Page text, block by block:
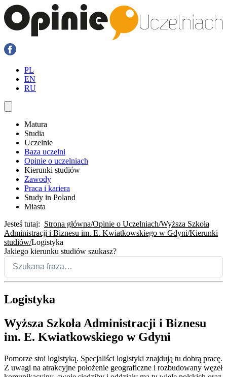
PL
EN
RU
Matura
Studia
Uczelnie
Baza uczelni
Opinie o uczelniach
Kierunki studiów
Zawody
Praca i kariera
Study in Poland
Miasta
Jesteś tutaj: Strona główna Opinie o Uczelniach Wyższa Szkoła
Administracji i Biznesu im. E. Kwiatkowskiego w Gdyni Kierunki
studiów Logistyka
Jakiego kierunku studiów szukasz?
Logistyka
Wyższa Szkoła Administracji i Biznesu
im. E. Kwiatkowskiego w Gdyni
Pomorze stoi logistyką. Specjaliści logistyki znajdują tu dobrą pracę.
Z uwagi na atrakcyjne położenie geograficzne i rozbudowany węzeł